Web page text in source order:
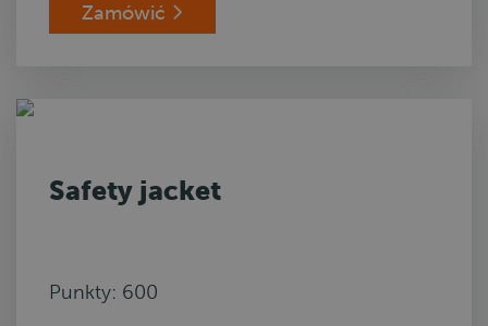
Zamówić
Safety jacket
Punkty: 600